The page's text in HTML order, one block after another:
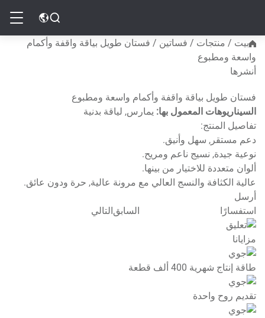
موارد
اتصل بنا
بيت / منتجات / فساتين / فستان طويل بياقة واقفة وأكمام
واسعة ومطبوع
أنشرها
فستان طويل بياقة واقفة وأكمام واسعة ومطبوع
السيناريوهات المعمول بها: يمارس, لياقة بدنية
تفاصيل المنتج:
دعم مستقر, سهل وأنيق.
نوعية جيدة, نسيج ناعم ومريح.
ألوان متعددة للاختيار من بينها.
عالية الكثافة والنسج العالي مع مرونة عالية, حرة ودون عائق.
أرسل
استفسارًا
السابقالتالي
مزايانا
طاقة إنتاج شهرية 400 ألف قطعة
تقديم روح واحدة